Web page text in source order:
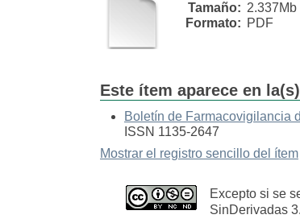
Tamaño: 2.337Mb
Formato: PDF
Este ítem aparece en
Boletín de Farmacovigilancia
ISSN 1135-2647
Mostrar el registro sencillo del ítem
Excepto si se
SinDerivadas